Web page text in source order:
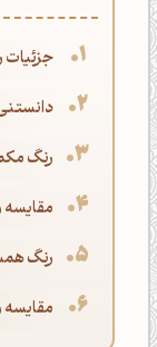
رنگ
رنگ